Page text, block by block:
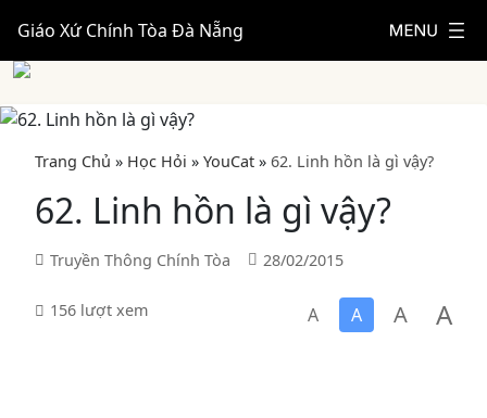
Giáo Xứ Chính Tòa Đà Nẵng
Trang Chủ » Học Hỏi » YouCat » 62. Linh hồn là gì vậy?
62. Linh hồn là gì vậy?
Truyền Thông Chính Tòa 28/02/2015
156 lượt xem A A A A